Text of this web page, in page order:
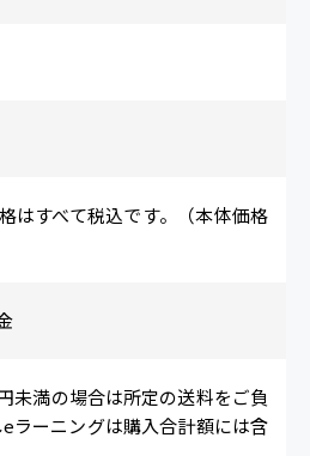
はすべて税込です。（本体価格
未満の場合は所定の送料をご負
ラーニングは購入合計額には含